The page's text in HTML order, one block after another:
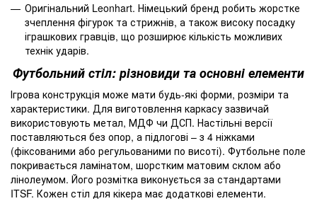
Оригінальний Leonhart. Німецький бренд робить жорстке
зчеплення фігурок та стрижнів, а також високу посадку
іграшкових гравців, що розширює кількість можливих
технік ударів.
Футбольний стіл: різновиди та основні елементи
Ігрова конструкція може мати будь-які форми, розміри та
характеристики. Для виготовлення каркасу зазвичай
використовують метал, МДФ чи ДСП. Настільні версії
поставляються без опор, а підлогові – з 4 ніжками
(фіксованими або регульованими по висоті). Футбольне поле
покривається ламінатом, шорстким матовим склом або
лінолеумом. Його розмітка виконується за стандартами
ITSF. Кожен стіл для кікера має додаткові елементи.